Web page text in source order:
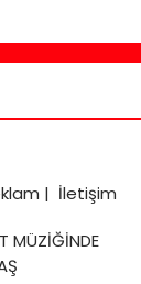
| İletişim
MÜZİĞİNDE